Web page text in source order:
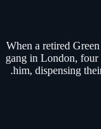
When a retired
gang in London, four
him, dispensing